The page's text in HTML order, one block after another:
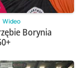
Wideo
Borynia